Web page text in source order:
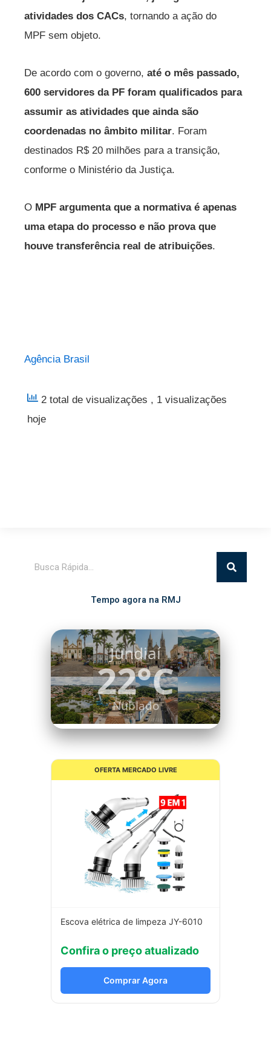
atividades dos CACs, tornando a ação do
MPF sem objeto.
De acordo com o governo, até o mês passado,
600 servidores da PF foram qualificados para
assumir as atividades que ainda são
coordenadas no âmbito militar. Foram
destinados R$ 20 milhões para a transição,
conforme o Ministério da Justiça.
O MPF argumenta que a normativa é apenas
uma etapa do processo e não prova que
houve transferência real de atribuições.
Agência Brasil
2 total de visualizações , 1 visualizações
hoje
Tempo agora na RMJ
Itatiba
21°C
Chuva Leve
OFERTA MERCADO LIVRE
Escova elétrica de limpeza JY-6010
Confira o preço atualizado
Comprar Agora